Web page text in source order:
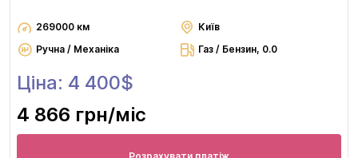
269000 км
Київ
Ручна / Механіка
Газ / Бензин, 0.0
Ціна: 4 400$
4 866 грн/міс